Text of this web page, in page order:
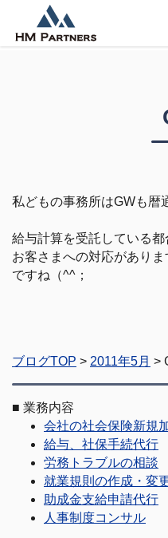
私どもの事務所はGWも暦
給与計算を受託している
お客さまへの対応があり
ですね（^^；
ブログTOP > 2011年5月 >
■ 業務内容
会社の社会保険新規
給与、社保手続代行
労務トラブルの相談
就業規則の作成・変
助成金支給申請代行
人事制度コンサル